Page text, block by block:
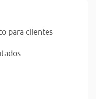
para clientes